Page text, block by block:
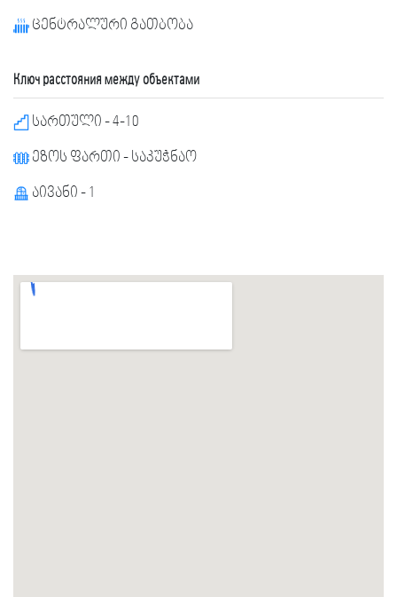
ცენტრალური გათბობა
Ключ расстояния между объектами
სართული - 4-10
ეზოს ფართი - საკუჭნაო
აივანი - 1